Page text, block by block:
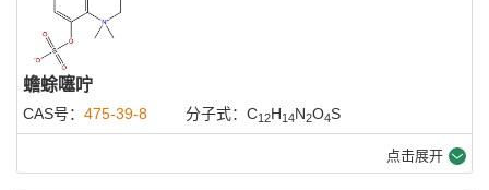
蟾蜍噻咛
CAS号： 475-39-8 分子式：C12H14N2O4S
点击展开